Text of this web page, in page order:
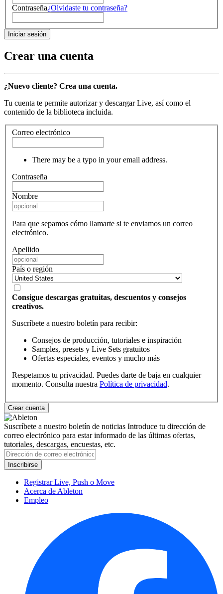
Contraseña¿Olvidaste tu contraseña?
Crear una cuenta
¿Nuevo cliente? Crea una cuenta.
Tu cuenta te permite autorizar y descargar Live, así como el
contenido de la biblioteca incluida.
Correo electrónico
There may be a typo in your email address.
Contraseña
Nombre
Para que sepamos cómo llamarte si te enviamos un correo
electrónico.
Apellido
País o región
Consigue descargas gratuitas, descuentos y consejos
creativos.
Suscríbete a nuestro boletín para recibir:
Consejos de producción, tutoriales e inspiración
Samples, presets y Live Sets gratuitos
Ofertas especiales, eventos y mucho más
Respetamos tu privacidad. Puedes darte de baja en cualquier
momento. Consulta nuestra Política de privacidad.
Suscríbete a nuestro boletín de noticias Introduce tu dirección de
correo electrónico para estar informado de las últimas ofertas,
tutoriales, descargas, encuestas, etc.
Registrar Live, Push o Move
Acerca de Ableton
Empleo